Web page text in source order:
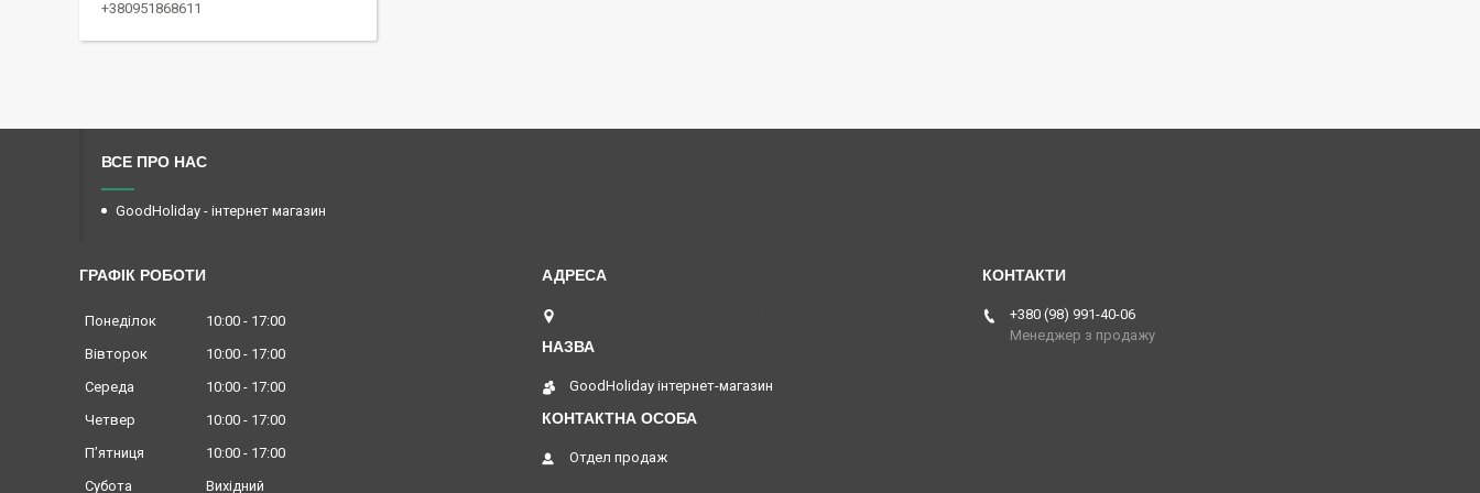
+380951868611
ВСЕ ПРО НАС
GoodHoliday - інтернет магазин
ГРАФІК РОБОТИ
Понеділок 10:00
17:00
Вівторок
10:00
17:00
Середа
10:00
17:00
Четвер
10:00
17:00
Пʼятниця
10:00
17:00
Субота
Вихідний
GoodHoliday інтернет-магазин
Отдел продаж
+380 (98) 991-40-06
Менеджер з продажу